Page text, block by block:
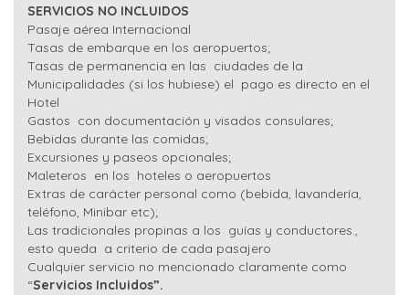
SERVICIOS NO INCLUIDOS
Pasaje aérea Internacional
Tasas de embarque en los aeropuertos;
Tasas de permanencia en las ciudades de la
Municipalidades (si los hubiese) el pago es directo en el
Hotel
Gastos con documentación y visados consulares;
Bebidas durante las comidas;
Excursiones y paseos opcionales;
Maleteros en los hoteles o aeropuertos
Extras de carácter personal como (bebida, lavandería,
teléfono, Minibar etc);
Las tradicionales propinas a los guías y conductores.,
esto queda a criterio de cada pasajero
Cualquier servicio no mencionado claramente como
“Servicios Incluidos”.